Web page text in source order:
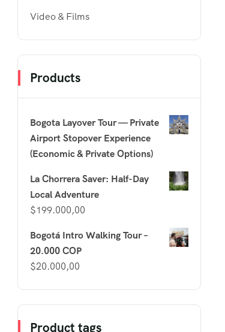
Video & Films
Products
Bogota Layover Tour — Private
Airport Stopover Experience
(Economic & Private Options)
La Chorrera Saver: Half-Day
Local Adventure
$199.000,00
Bogotá Intro Walking Tour –
20.000 COP
$20.000,00
Product tags